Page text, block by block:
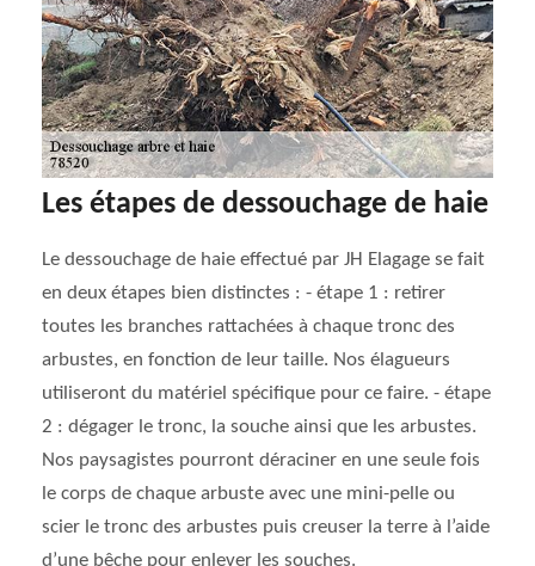
Les étapes de dessouchage de haie
Le dessouchage de haie effectué par JH Elagage se fait
en deux étapes bien distinctes : - étape 1 : retirer
toutes les branches rattachées à chaque tronc des
arbustes, en fonction de leur taille. Nos élagueurs
utiliseront du matériel spécifique pour ce faire. - étape
2 : dégager le tronc, la souche ainsi que les arbustes.
Nos paysagistes pourront déraciner en une seule fois
le corps de chaque arbuste avec une mini-pelle ou
scier le tronc des arbustes puis creuser la terre à l’aide
d’une bêche pour enlever les souches.